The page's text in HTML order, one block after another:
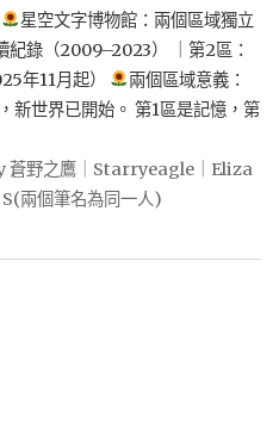
星空文字博物館：兩個區域獨立
紀錄（2009–2023） ｜第2區：
年11月起）
兩個區域意義：
新世界已開始。 第1區是記憶，第
蒼野之鷹｜Starryeagle｜Eliza
兩個筆名為同一人)